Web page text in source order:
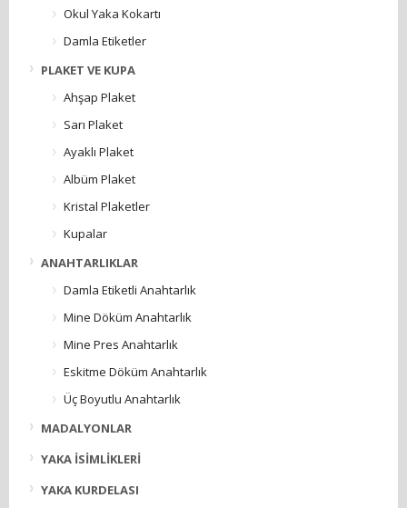
Okul Yaka Kokartı
Damla Etiketler
PLAKET VE KUPA
Ahşap Plaket
Sarı Plaket
Ayaklı Plaket
Albüm Plaket
Kristal Plaketler
Kupalar
ANAHTARLIKLAR
Damla Etiketli Anahtarlık
Mine Döküm Anahtarlık
Mine Pres Anahtarlık
Eskitme Döküm Anahtarlık
Üç Boyutlu Anahtarlık
MADALYONLAR
YAKA İSİMLİKLERİ
YAKA KURDELASI